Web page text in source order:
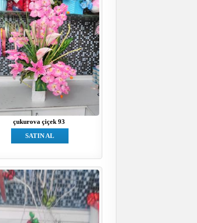
çukurova çiçek 93
SATIN AL